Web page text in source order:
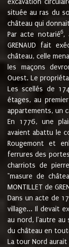
située au ras du
château qui
Par acte notarié6,
GRENAUD fait
château, celle
les maçons
Ouest. Le
Les scellés de
étages, au
appartements, un
En 1776, une
avaient abattu le
Rougemont et
ferrures des
charriots de
"masure de
MONTILLET de
Dans un acte de
village... Il devait
au nord, l'autre au
du château en
La tour Nord